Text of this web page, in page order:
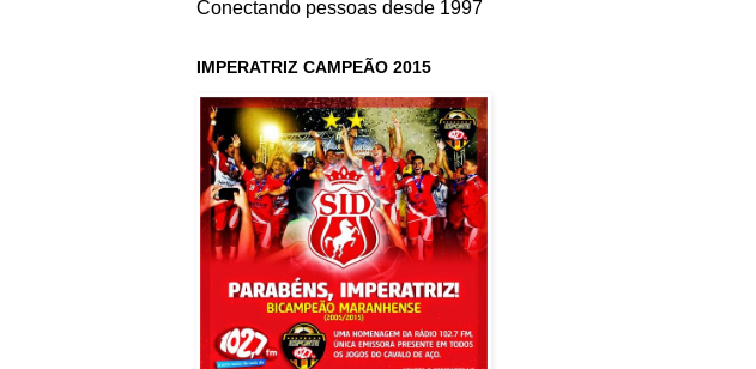
Conectando pessoas desde 1997
IMPERATRIZ CAMPEÃO 2015